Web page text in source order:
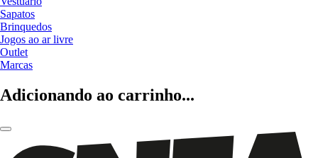
Sapatos
Brinquedos
Jogos ao ar livre
Outlet
Marcas
Adicionando ao carrinho...